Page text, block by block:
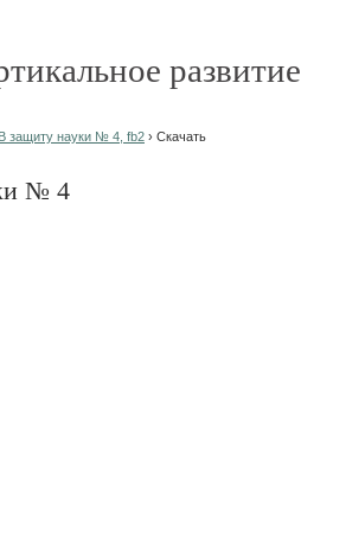
развитие
защиту науки № 4, fb2 › Скачать
№ 4